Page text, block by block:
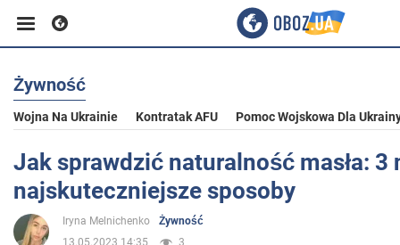
Biznes
Sport
Rozrywka
Żywność
Wojna Na Ukrainie Kontratak AFU Pomoc Wojskowa Dla
Jak sprawdzić naturalność masła: 3
najskuteczniejsze sposoby
Iryna Melnichenko
Żywność
13.05.2023 14:35
3